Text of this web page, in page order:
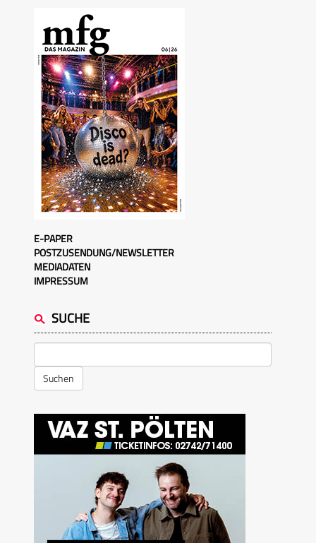
E-PAPER
POSTZUSENDUNG/NEWSLETTER
MEDIADATEN
IMPRESSUM
SUCHE
Suchen